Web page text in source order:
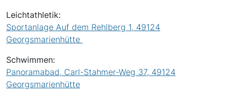
Leichtathletik:
Sportanlage Auf dem Rehlberg 1, 49124
Georgsmarienhütte
Schwimmen:
Panoramabad, Carl-Stahmer-Weg 37, 49124
Georgsmarienhütte